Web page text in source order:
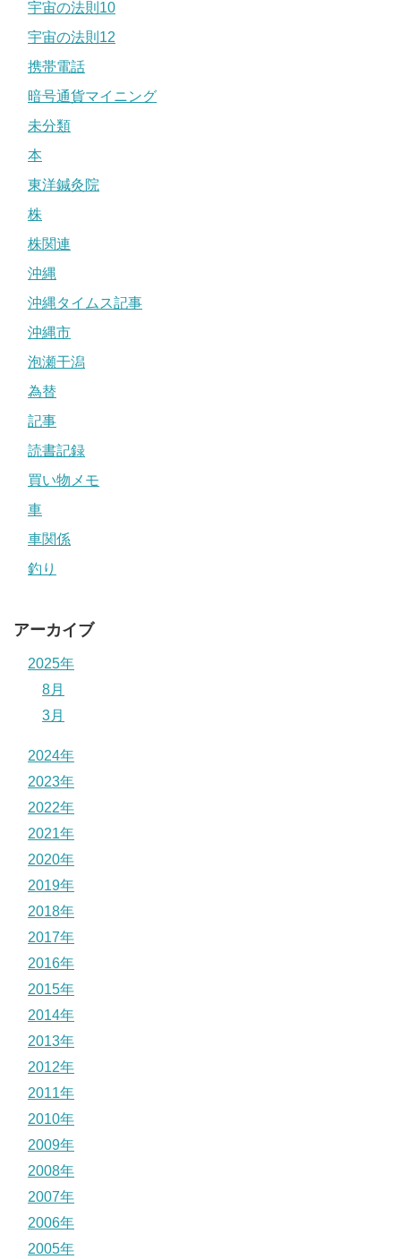
宇宙の法則10
宇宙の法則12
携帯電話
暗号通貨マイニング
未分類
本
東洋鍼灸院
株
株関連
沖縄
沖縄タイムス記事
沖縄市
泡瀬干潟
為替
記事
読書記録
買い物メモ
車
車関係
釣り
アーカイブ
2025年
8月
3月
2024年
2023年
2022年
2021年
2020年
2019年
2018年
2017年
2016年
2015年
2014年
2013年
2012年
2011年
2010年
2009年
2008年
2007年
2006年
2005年